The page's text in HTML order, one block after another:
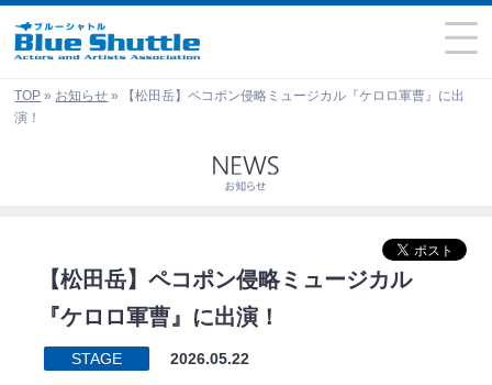
TOP » お知らせ »
【松田岳】ペコポン侵略ミュージカル『ケロロ軍曹』に出
演！
【松田岳】ペコポン侵略ミュージカル
『ケロロ軍曹』に出演！
STAGE 2026.05.22